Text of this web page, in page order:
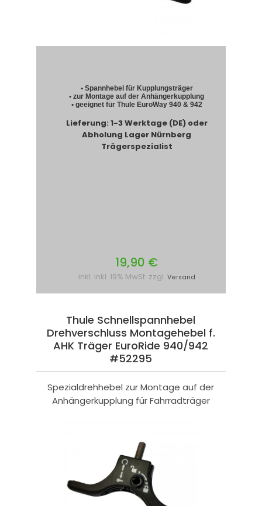
• Spannhebel für Kupplungsträger
• zur Montage auf der Anhängerkupplung
• geeignet für Thule EuroWay 940 & 942
Lieferung: 1-3 Werktage (DE) oder
Abholung Lager Nürnberg
Trägerspezialist
19,90 €
inkl. inkl. 19% MwSt. zzgl. Versand
Thule Schnellspannhebel
Drehverschluss Montagehebel f.
AHK Träger EuroRide 940/942
#52295
Spezialdrehhebel zur Montage auf der
Anhängerkupplung für Fahrradträger